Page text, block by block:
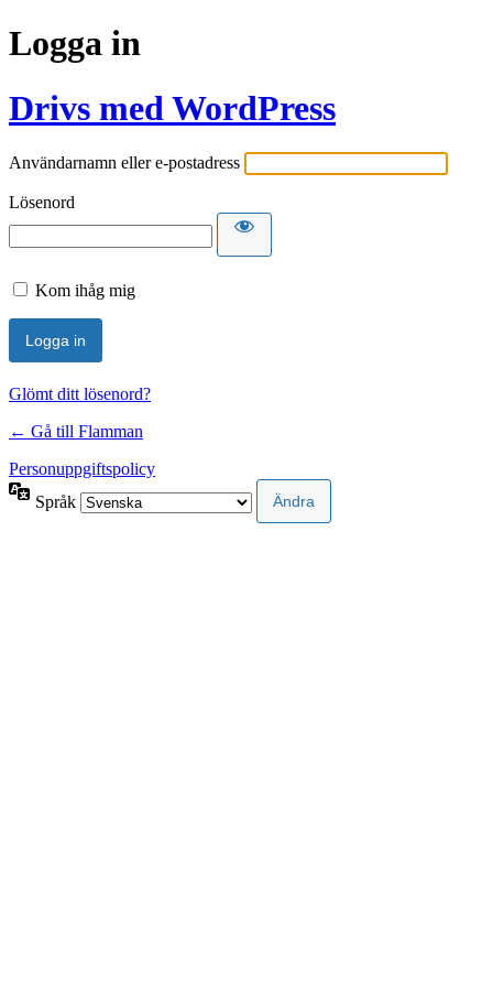
Logga in
Drivs med WordPress
Användarnamn eller e-postadress
Lösenord
Kom ihåg mig
Glömt ditt lösenord?
← Gå till Flamman
Personuppgiftspolicy
Språk